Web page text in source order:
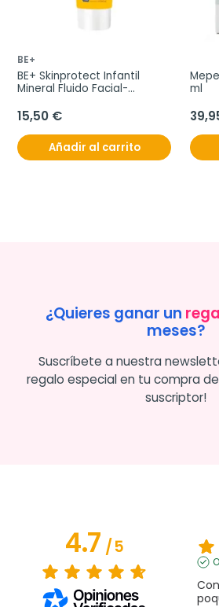
BE+
BE+ Skinprotect Infantil
Mineral Fluido Facial-
15,50 €
Añadir al carrito
ml
¿Quieres ganar un
meses?
Suscríbete a nuestra
regalo especial en tu compra
suscriptor!
4.7/5